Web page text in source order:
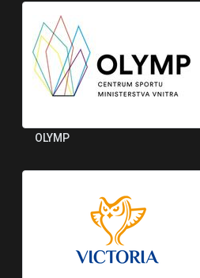
OLYMP